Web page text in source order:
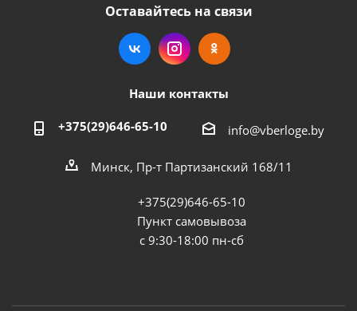
Оставайтесь на связи
Наши контакты
+375(29)646-65-10 info@vberloge.by
Минск, Пр-т Партизанский 168/11
+375(29)646-65-10
Пункт самовывоза
с 9:30-18:00 пн-сб